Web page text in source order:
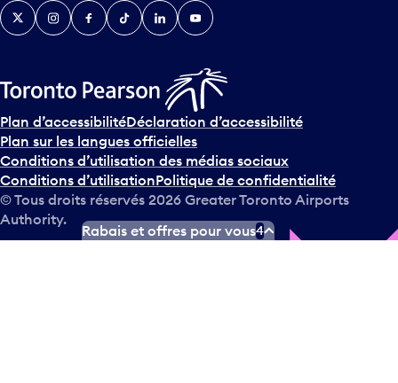
TwitterInstagramFacebook
TikTokLinkedInYouTube
Plan d’accessibilitéDéclaration d’accessibilité
Plan sur les langues officielles
Conditions d’utilisation des médias sociaux
Conditions d’utilisationPolitique de confidentialité
© Tous droits réservés 2026 Greater Toronto Airports
Authority.
Rabais et offres pour vous4